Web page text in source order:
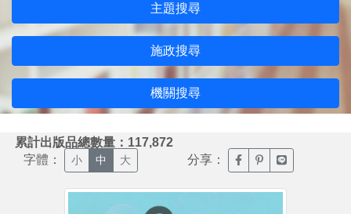
主題搜尋
施政搜尋
機關搜尋
累計出版品總數量：117,872
字體： 小 中 大 分享： 臉書分享(另開新視窗)
噗浪分享(另開新
Line分享(另